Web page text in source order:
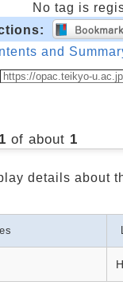
No tag is
and
1 of about 1
details about